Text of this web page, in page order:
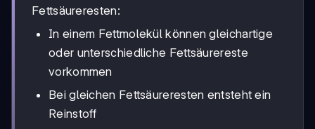
Fettsäureresten:
In einem Fettmolekül können gleichartige
oder unterschiedliche Fettsäurereste
vorkommen
Bei gleichen Fettsäureresten entsteht ein
Reinstoff